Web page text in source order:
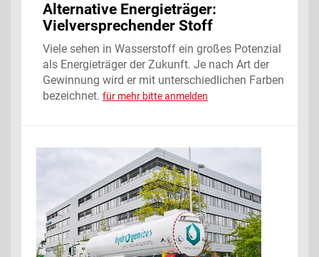
Alternative Energieträger:
Vielversprechender Stoff
Viele sehen in Wasserstoff ein großes Potenzial
als Energieträger der Zukunft. Je nach Art der
Gewinnung wird er mit unterschiedlichen Farben
bezeichnet. für mehr bitte anmelden